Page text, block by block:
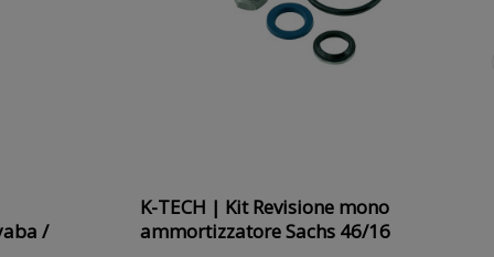
/
K-TECH | Kit Revisione mono
ammortizzatore Sachs 46/16